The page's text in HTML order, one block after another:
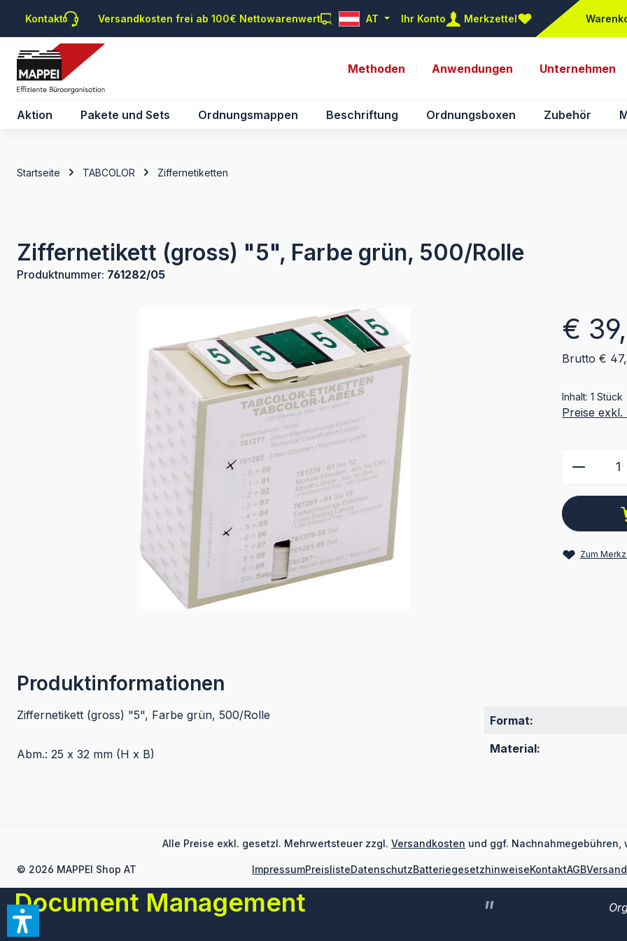
Hauptinhalt springen
Zur Suche springen
Zur Hauptnavigation springen
Kontakt Versandkosten frei ab 100€ Nettowarenwert AT Ihr Konto Merkzettel
Du hast 0 Produkte auf
Methoden Anwendungen Unternehmen
Aktion Pakete und Sets Ordnungsmappen Beschriftung Ordnungsboxen Zubehör
Startseite TABCOLOR Ziffernetiketten
Ziffernetikett (gross) "5", Farbe grün, 500/Rolle
Produktnummer: 761282/05
Regulärer
€
Brutto €
Inhalt:1 Stück
Preise
Zum
Produktinformationen
Ziffernetikett (gross) "5", Farbe grün, 500/Rolle
Abm.: 25 x 32 mm (H x B)
Format:
Material:
Alle Preise exkl. gesetzl. Mehrwertsteuer zzgl. Versandkosten und ggf.
© 2026 MAPPEI Shop AT ImpressumPreislisteDatenschutzBatteriegesetzhinweiseKontaktAGBVersand
Document Management